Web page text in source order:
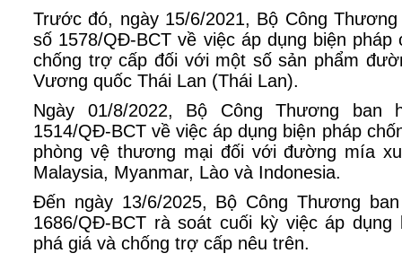
Trước đó, ngày 15/6/2021, Bộ Công
số 1578/QĐ-BCT về việc áp dụng biện pháp
chống trợ cấp đối với một số sản phẩm
Vương quốc Thái Lan (Thái Lan).
Ngày 01/8/2022, Bộ Công Thương ban
1514/QĐ-BCT về việc áp dụng biện pháp
phòng vệ thương mại đối với đường mía
Malaysia, Myanmar, Lào và Indonesia.
Đến ngày 13/6/2025, Bộ Công Thương
1686/QĐ-BCT rà soát cuối kỳ việc áp dụng
phá giá và chống trợ cấp nêu trên.